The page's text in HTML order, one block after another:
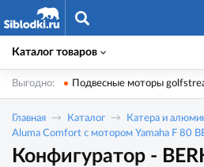
Каталог товаров
Выгодно: Подвесные моторы
Главная Каталог Катера и
Aluma Comfort с мотором Yamaha F 80
Конфигуратор -